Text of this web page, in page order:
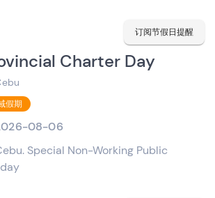
订阅节假日提醒
Charter Day
假期
08-06
Special Non-Working Public